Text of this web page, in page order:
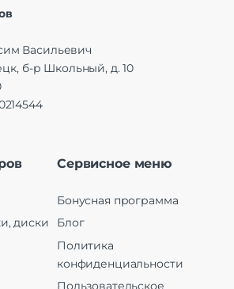
Васильевич
б-р Школьный, д. 10
диски
Сервисное меню
Бонусная программа
Блог
Политика
конфиденциальности
Пользовательское